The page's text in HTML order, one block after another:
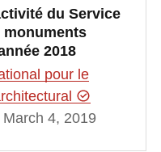
du Service
monuments
2018
pour le
4, 2019